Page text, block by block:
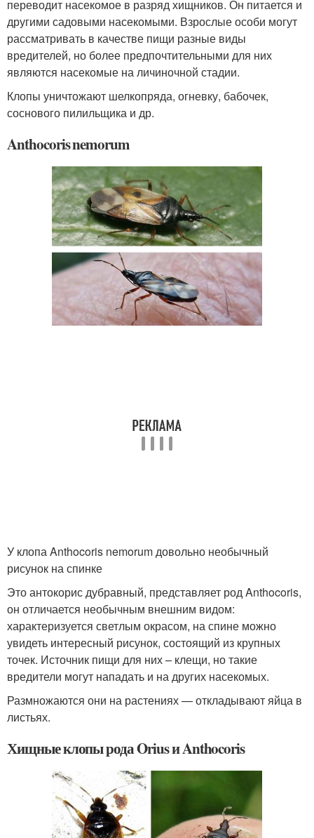
переводит насекомое в разряд хищников. Он питается и
другими садовыми насекомыми. Взрослые особи могут
рассматривать в качестве пищи разные виды
вредителей, но более предпочтительными для них
являются насекомые на личиночной стадии.
Клопы уничтожают шелкопряда, огневку, бабочек,
соснового пилильщика и др.
Anthocoris nemorum
У клопа Anthocoris nemorum довольно необычный
рисунок на спинке
Это антокорис дубравный, представляет род Anthocoris,
он отличается необычным внешним видом:
характеризуется светлым окрасом, на спине можно
увидеть интересный рисунок, состоящий из крупных
точек. Источник пищи для них – клещи, но такие
вредители могут нападать и на других насекомых.
Размножаются они на растениях — откладывают яйца в
листьях.
Хищные клопы рода Orius и Anthocoris